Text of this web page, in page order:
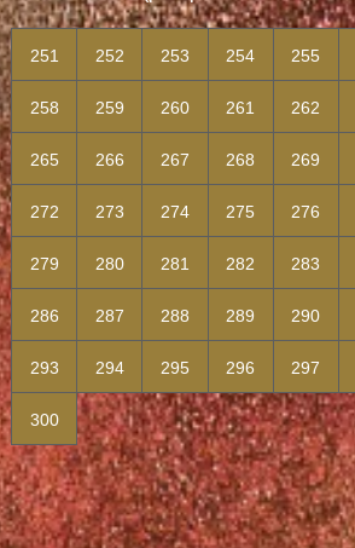
251 252 253 254 255
258 259 260 261 262
265 266 267 268 269
272 273 274 275 276
279 280 281 282 283
286 287 288 289 290
293 294 295 296 297
300